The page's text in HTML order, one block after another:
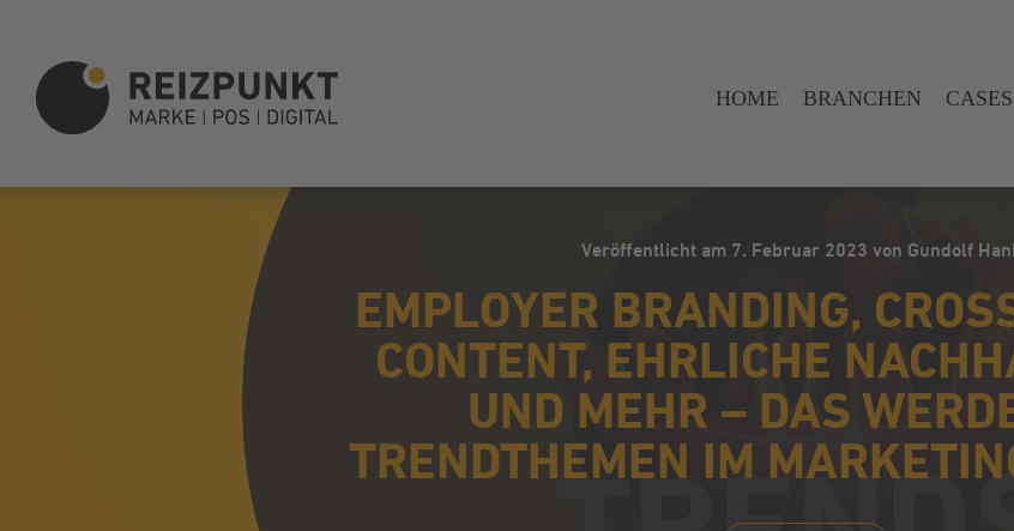
HOME BRANCHEN
Veröffentlicht am 7. Februar 2023 von Gundolf
EMPLOYER BRANDING,
CONTENT, EHRLICHE
UND MEHR – DAS
TRENDTHEMEN IM